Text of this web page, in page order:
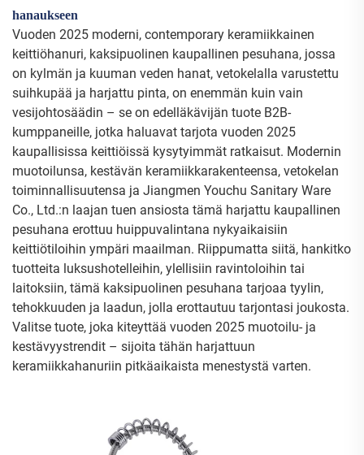
hanaukseen
Vuoden 2025 moderni, contemporary keramiikkainen
keittiöhanuri, kaksipuolinen kaupallinen pesuhana, jossa
on kylmän ja kuuman veden hanat, vetokelalla varustettu
suihkupää ja harjattu pinta, on enemmän kuin vain
vesijohtosäädin – se on edelläkävijän tuote B2B-
kumppaneille, jotka haluavat tarjota vuoden 2025
kaupallisissa keittiöissä kysytyimmät ratkaisut. Modernin
muotoilunsa, kestävän keramiikkarakenteensa, vetokelan
toiminnallisuutensa ja Jiangmen Youchu Sanitary Ware
Co., Ltd.:n laajan tuen ansiosta tämä harjattu kaupallinen
pesuhana erottuu huippuvalintana nykyaikaisiin
keittiötiloihin ympäri maailman. Riippumatta siitä, hankitko
tuotteita luksushotelleihin, ylellisiin ravintoloihin tai
laitoksiin, tämä kaksipuolinen pesuhana tarjoaa tyylin,
tehokkuuden ja laadun, jolla erottautuu tarjontasi joukosta.
Valitse tuote, joka kiteyttää vuoden 2025 muotoilu- ja
kestävyystrendit – sijoita tähän harjattuun
keramiikkahanuriin pitkäaikaista menestystä varten.